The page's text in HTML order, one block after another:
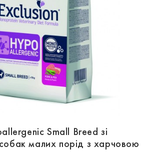
Small Breed зі
малих порід з харчовою